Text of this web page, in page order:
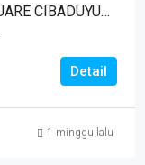
INVESTASI PASTI CUAN! M SQUARE CIBADUYUT DEKAT MEKARWANGI
Detail
1 minggu lalu